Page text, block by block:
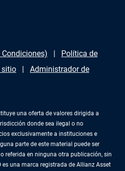
Política de
sitio
Administrador de
una oferta de valores dirigida a
donde sea ilegal o no
exclusivamente a instituciones e
parte de este material puede ser
referida en ninguna otra publicación, sin
es una marca registrada de Allianz Asset